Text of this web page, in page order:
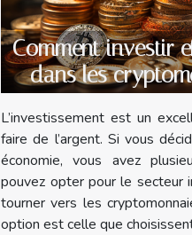
Comment investir
dans les
L’investissement est un
faire de l’argent. Si vous
économie, vous avez
pouvez opter pour le secteur
tourner vers les
option est celle que